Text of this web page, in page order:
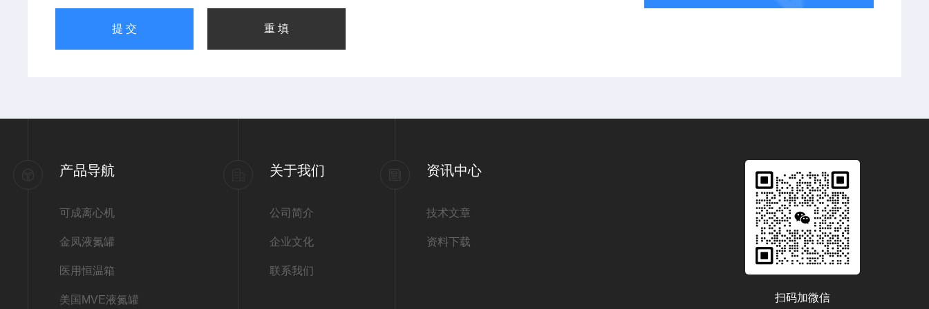
产品导航
可成离心机
金凤液氮罐
医用恒温箱
美国MVE液氮罐
关于我们
公司简介
企业文化
联系我们
资讯中心
技术文章
资料下载
扫码加微信